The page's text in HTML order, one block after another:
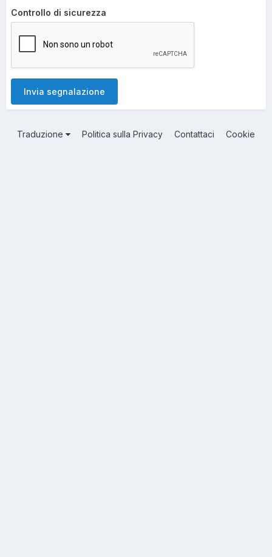
Controllo di sicurezza
Invia segnalazione
Traduzione Politica sulla Privacy Contattaci Cookie